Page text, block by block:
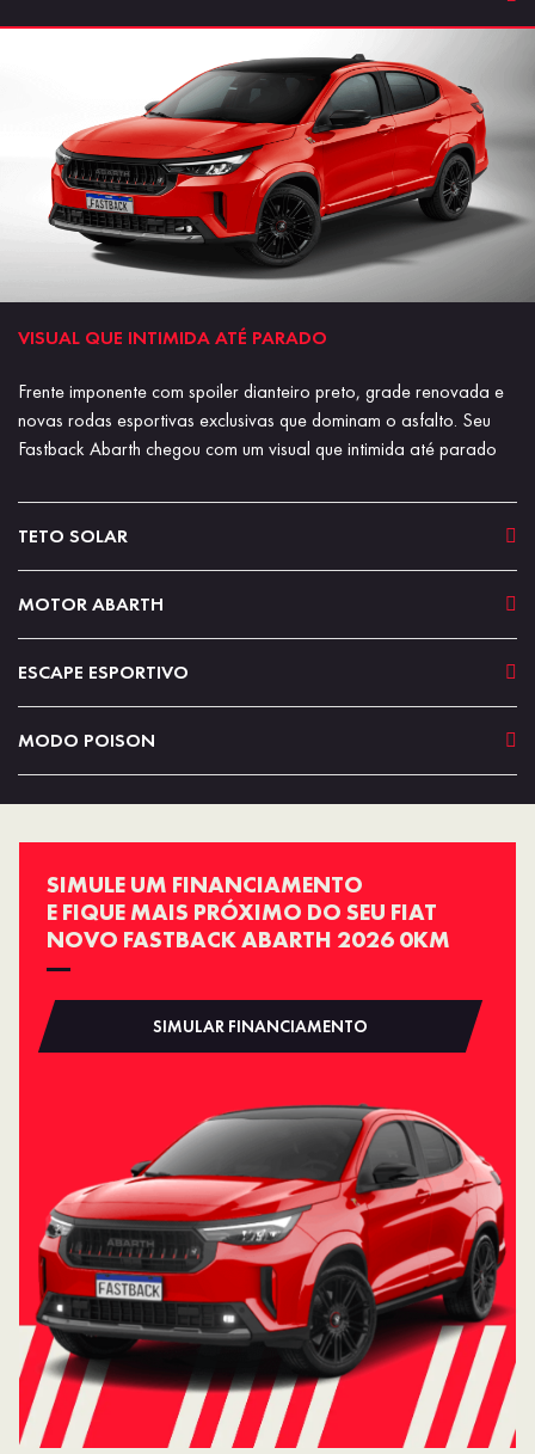
VISUAL QUE INTIMIDA ATÉ PARADO
Frente imponente com spoiler dianteiro preto, grade renovada e
novas rodas esportivas exclusivas que dominam o asfalto. Seu
Fastback Abarth chegou com um visual que intimida até parado
TETO SOLAR
MOTOR ABARTH
ESCAPE ESPORTIVO
MODO POISON
SIMULE UM FINANCIAMENTO
E FIQUE MAIS PRÓXIMO DO SEU FIAT
NOVO FASTBACK ABARTH 2026 0KM
SIMULAR FINANCIAMENTO